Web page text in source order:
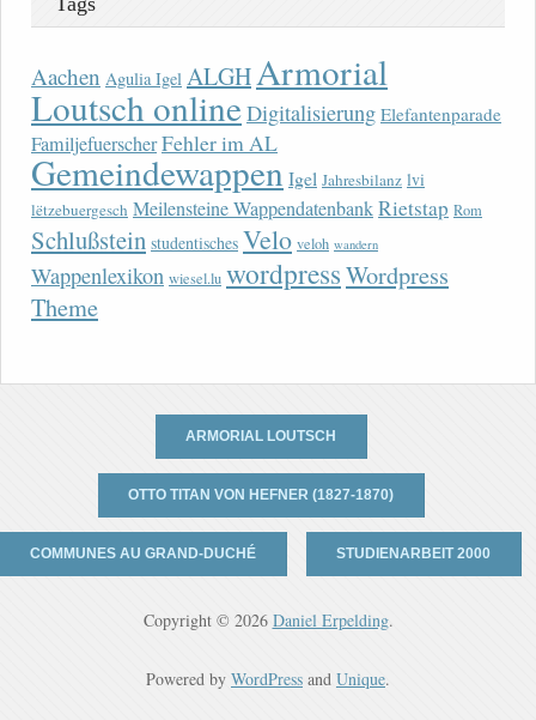
Aachen Agulia Igel ALGHArmorial
Loutsch onlineDigitalisierung Elefantenparade
FamiljefuerscherFehler im AL
Gemeindewappen Igel Jahresbilanz lvi
lëtzebuergesch Meilensteine WappendatenbankRietstap Rom
Schlußstein studentisches Velo veloh wandern
Wappenlexikon wiesel.lu wordpressWordpress
Theme
ARMORIAL LOUTSCH
OTTO TITAN VON HEFNER (1827-1870)
COMMUNES AU GRAND-DUCHÉ STUDIENARBEIT 2000
Copyright © 2026 Daniel Erpelding.
Powered by WordPress and Unique.